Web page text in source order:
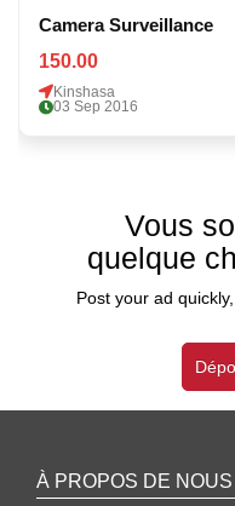
Camera Surveillance
150.00
Kinshasa
03 Sep 2016
Vous
quelque
Post your ad
À PROPOS DE NOUS